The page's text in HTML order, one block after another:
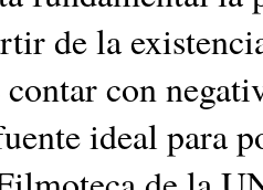
de la
con
ideal para